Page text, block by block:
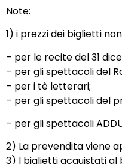
Note:
1) i prezzi dei biglietti
– per le recite del 31
– per gli spettacoli del
– per i tè letterari;
– per gli spettacoli del
– per gli spettacoli
2) La prevendita viene
3) I biglietti acquistati al